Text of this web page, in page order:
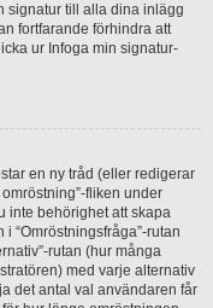
signatur till alla dina inlägg
fortfarande förhindra att
ur Infoga min signatur-
en ny tråd (eller redigerar
fliken under
inte behörighet att skapa
“Omröstningsfråga”-rutan
rutan (hur många
med varje alternativ
det antal val användaren får